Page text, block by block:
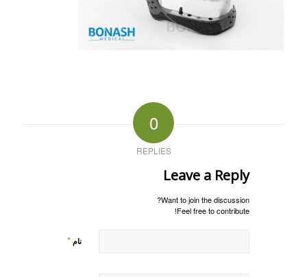
0
REPLIES
Leave a Reply
Want to join the discussion?
Feel free to contribute!
نام *